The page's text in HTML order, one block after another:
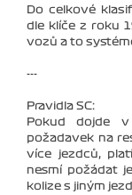
Do celkové
dle klíče z roku
vozů a to
---
Pravidla SC:
Pokud dojde
požadavek na
více jezdců,
nesmí požádat
kolize s jiným